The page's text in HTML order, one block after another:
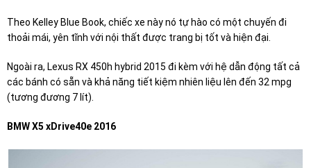
Theo Kelley Blue Book, chiếc xe này nó tự hào có một chuyến đi
thoải mái, yên tĩnh với nội thất được trang bị tốt và hiện đại.
Ngoài ra, Lexus RX 450h hybrid 2015 đi kèm với hệ dẫn động tất cả
các bánh có sẵn và khả năng tiết kiệm nhiên liệu lên đến 32 mpg
(tương đương 7 lít).
BMW X5 xDrive40e 2016